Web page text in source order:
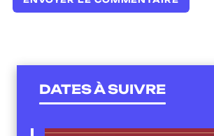
DATES À SUIVRE